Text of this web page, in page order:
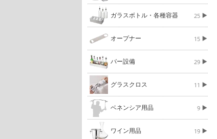
ガラスボトル・各種容器 25
オープナー 15
バー設備 29
グラスクロス 11
ベネンシア用品 9
ワイン用品 19